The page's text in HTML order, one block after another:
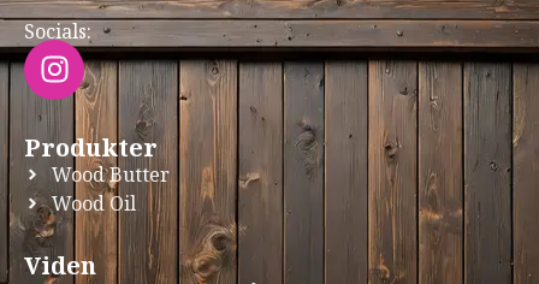
Socials:
Produkter
Wood Butter
Wood Oil
Viden